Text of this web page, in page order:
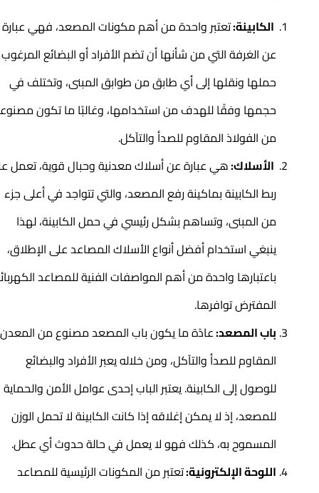
الكابينة:تعتبر واحدة من أهم مكونات المصعد، فهي عبارة
عن الغرفة التي من شأنها أن تضم الأفراد أو البضائع المرغوب
حملها ونقلها إلى أي طابق من طوابق المبنى، وتختلف في
حجمها وفقًا للهدف من استخدامها، وغالبًا ما تكون مصنوعة
من الفولاذ المقاوم للصدأ والتآكل.
الأسلاك:هي عبارة عن أسلاك معدنية وحبال قوية، تعمل على
ربط الكابينة بماكينة رفع المصعد، والتي تتواجد في أعلى جزء
من المبنى، وتساهم بشكل رئيسي في حمل الكابينة، لهذا
ينبغي استخدام أفضل أنواع الأسلاك المصاعد على الإطلاق،
باعتبارها واحدة من أهم المواصفات الفنية للمصاعد الكهربائية
المفترض توافرها.
باب المصعد:عادًة ما يكون باب المصعد مصنوع من المعدن
المقاوم للصدأ والتآكل، ومن خلاله يعبر الأفراد والبضائع
للوصول إلى الكابينة. يعتبر الباب إحدى عوامل الأمن والحماية
للمصعد، إذ لا يمكن إغلاقه إذا كانت الكابينة لا تحمل الوزن
المسموح به، كذلك فهو لا يعمل في حالة حدوث أي عطل.
اللوحة الإلكترونية:تعتبر من المكونات الرئيسية للمصاعد